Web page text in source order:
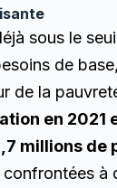
sous le
de
de la
en 2021
millions de
confrontées à